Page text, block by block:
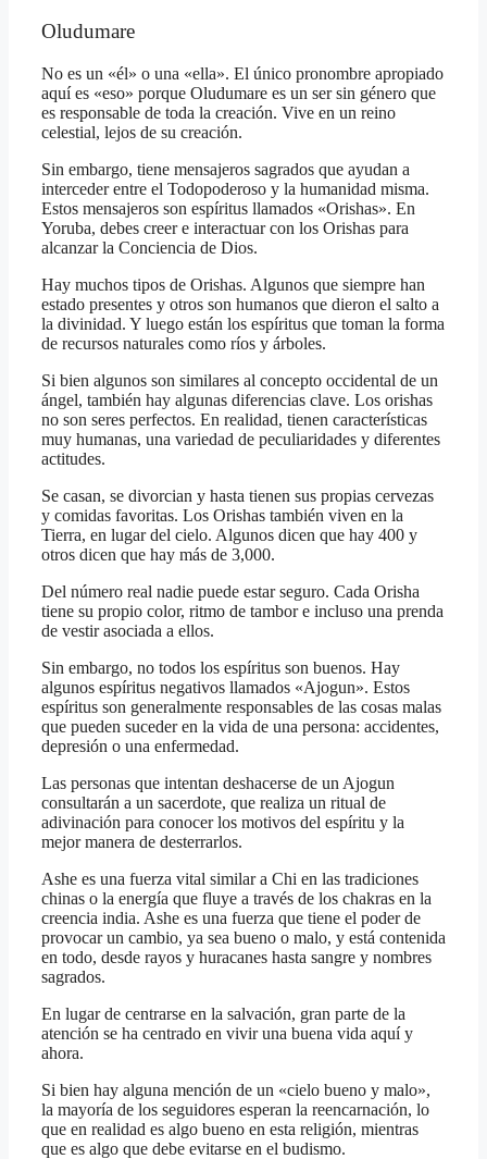
Oludumare
No es un «él» o una «ella». El único pronombre apropiado
aquí es «eso» porque Oludumare es un ser sin género que
es responsable de toda la creación. Vive en un reino
celestial, lejos de su creación.
Sin embargo, tiene mensajeros sagrados que ayudan a
interceder entre el Todopoderoso y la humanidad misma.
Estos mensajeros son espíritus llamados «Orishas». En
Yoruba, debes creer e interactuar con los Orishas para
alcanzar la Conciencia de Dios.
Hay muchos tipos de Orishas. Algunos que siempre han
estado presentes y otros son humanos que dieron el salto a
la divinidad. Y luego están los espíritus que toman la forma
de recursos naturales como ríos y árboles.
Si bien algunos son similares al concepto occidental de un
ángel, también hay algunas diferencias clave. Los orishas
no son seres perfectos. En realidad, tienen características
muy humanas, una variedad de peculiaridades y diferentes
actitudes.
Se casan, se divorcian y hasta tienen sus propias cervezas
y comidas favoritas. Los Orishas también viven en la
Tierra, en lugar del cielo. Algunos dicen que hay 400 y
otros dicen que hay más de 3,000.
Del número real nadie puede estar seguro. Cada Orisha
tiene su propio color, ritmo de tambor e incluso una prenda
de vestir asociada a ellos.
Sin embargo, no todos los espíritus son buenos. Hay
algunos espíritus negativos llamados «Ajogun». Estos
espíritus son generalmente responsables de las cosas malas
que pueden suceder en la vida de una persona: accidentes,
depresión o una enfermedad.
Las personas que intentan deshacerse de un Ajogun
consultarán a un sacerdote, que realiza un ritual de
adivinación para conocer los motivos del espíritu y la
mejor manera de desterrarlos.
Ashe es una fuerza vital similar a Chi en las tradiciones
chinas o la energía que fluye a través de los chakras en la
creencia india. Ashe es una fuerza que tiene el poder de
provocar un cambio, ya sea bueno o malo, y está contenida
en todo, desde rayos y huracanes hasta sangre y nombres
sagrados.
En lugar de centrarse en la salvación, gran parte de la
atención se ha centrado en vivir una buena vida aquí y
ahora.
Si bien hay alguna mención de un «cielo bueno y malo»,
la mayoría de los seguidores esperan la reencarnación, lo
que en realidad es algo bueno en esta religión, mientras
que es algo que debe evitarse en el budismo.